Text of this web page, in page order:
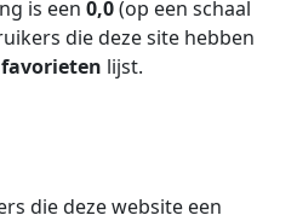
is een 0,0(op een schaal
die deze site hebben
lijst.
die deze website een